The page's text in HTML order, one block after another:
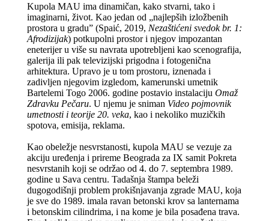
Kupola MAU ima dinamičan, kako stvarni, tako i
imaginarni, život. Kao jedan od „najlepših izložbenih
prostora u gradu” (Spaić, 2019, Nezaštićeni svedok br. 1:
Afrodizijak) potkupolni prostor i njegov impozantan
eneterijer u više su navrata upotrebljeni kao scenografija,
galerija ili pak televizijski prigodna i fotogenična
arhitektura. Upravo je u tom prostoru, iznenada i
zadivljen njegovim izgledom, kamerunski umetnik
Bartelemi Togo 2006. godine postavio instalaciju Omaž
Zdravku Pečaru. U njemu je sniman Video pojmovnik
umetnosti i teorije 20. veka, kao i nekoliko muzičkih
spotova, emisija, reklama.
Kao obeležje nesvrstanosti, kupola MAU se vezuje za
akciju uređenja i prireme Beograda za IX samit Pokreta
nesvrstanih koji se održao od 4. do 7. septembra 1989.
godine u Sava centru. Tadašnja štampa beleži
dugogodišnji problem prokišnjavanja zgrade MAU, koja
je sve do 1989. imala ravan betonski krov sa lanternama
i betonskim cilindrima, i na kome je bila posađena trava.